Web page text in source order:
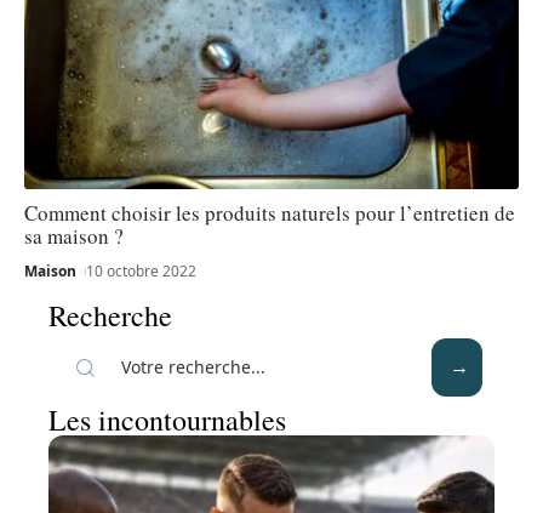
Comment choisir les produits naturels pour l’entretien de
sa maison ?
Maison 10 octobre 2022
Recherche
Les incontournables